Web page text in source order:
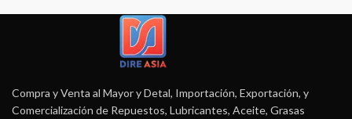
Compra y Venta al Mayor y Detal, Importación, Exportación, y
Comercialización de Repuestos, Lubricantes, Aceite, Grasas